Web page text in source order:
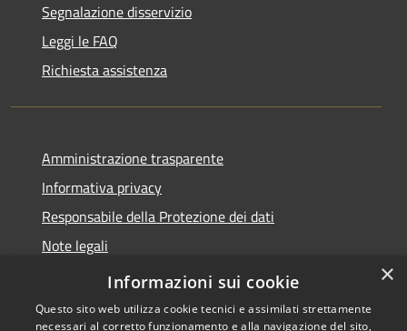
Segnalazione disservizio
Leggi le FAQ
Richiesta assistenza
Amministrazione trasparente
Informativa privacy
Responsabile della Protezione dei dati
Note legali
Dichiarazione di accessibilità
×
Informazioni sui cookie
Questo sito web utilizza cookie tecnici e assimilati strettamente
necessari al corretto funzionamento e alla navigazione del sito,